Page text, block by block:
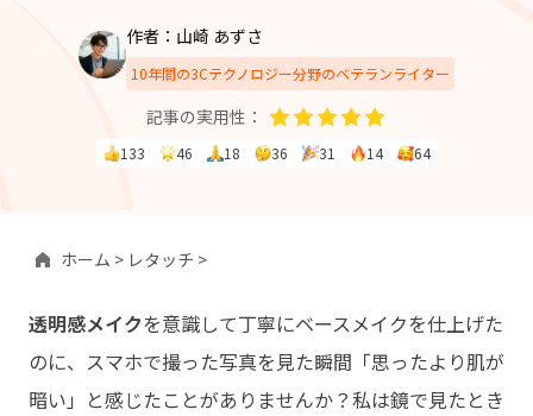
作者：山崎 あずさ
10年間の3Cテクノロジー分野のベテランライター
記事の実用性：
133 46 18 36 31 14 64
ホーム > レタッチ >
透明感メイクを意識して丁寧にベースメイクを仕上げた
のに、スマホで撮った写真を見た瞬間「思ったより肌が
暗い」と感じたことがありませんか？私は鏡で見たとき